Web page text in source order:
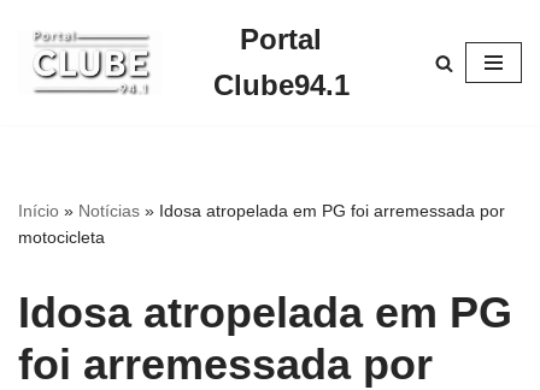
Pular
para
Portal
Clube94.1
Início » Notícias » Idosa atropelada em PG foi arremessada por
motocicleta
Idosa atropelada em PG
foi arremessada por